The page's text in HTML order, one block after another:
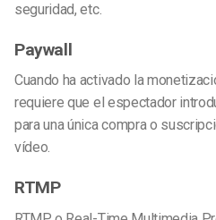
seguridad, etc.
Paywall
Cuando ha activado la
requiere que el espectador
para una única compra o
vídeo.
RTMP